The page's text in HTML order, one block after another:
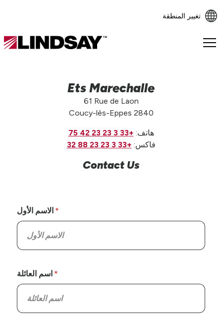
تغيير المنطقة
Lindsay.
Ets Marechalle
61 Rue de Laon
Coucy-lès-Eppes 2840
هاتف: +33 3 23 23 42 75
فاكس: +33 3 23 23 88 32
Contact Us
الاسم الأول
اسم العائلة